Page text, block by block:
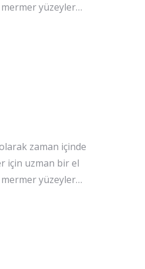
yüzeyler…
zaman içinde
için uzman bir el
yüzeyler…